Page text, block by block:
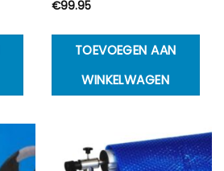
€99.95
TOEVOEGEN AAN
WINKELWAGEN